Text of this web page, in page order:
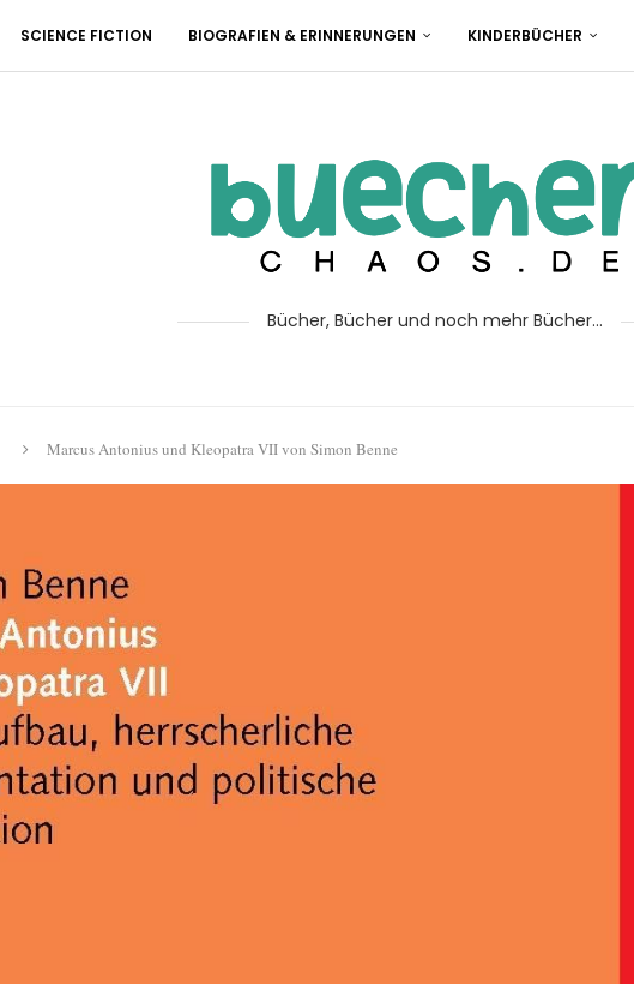
SCIENCE FICTION BIOGRAFIEN & ERINNERUNGEN KINDERBÜCHER
Bücher, Bücher und noch mehr Bücher...
Marcus Antonius und Kleopatra VII von Simon Benne